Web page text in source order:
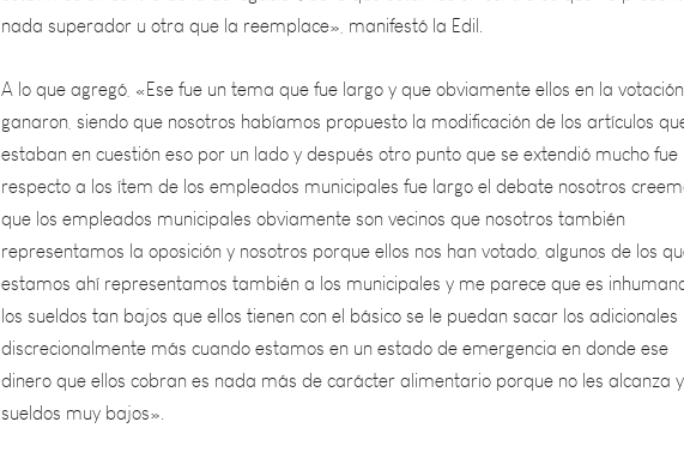
A lo que agregó, «Ese fue un tema que fue largo y que obviamente ellos en la votación
ganaron, siendo que nosotros habíamos propuesto la modificación de los artículos que
estaban en cuestión eso por un lado y después otro punto que se extendió mucho fue
respecto a los ítem de los empleados municipales fue largo el debate nosotros
que los empleados municipales obviamente son vecinos que nosotros también
representamos la oposición y nosotros porque ellos nos han votado, algunos de los
estamos ahí representamos también a los municipales y me parece que es inhumano
los sueldos tan bajos que ellos tienen con el básico se le puedan sacar los adicionales
discrecionalmente más cuando estamos en un estado de emergencia en donde ese
dinero que ellos cobran es nada más de carácter alimentario porque no les alcanza y son
sueldos muy bajos».
Para finalizar la Concejal del Frente de Todos, hizo referencia a la situación de los